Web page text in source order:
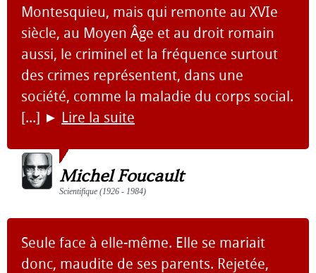
Montesquieu, mais qui remonte au XVIe
siècle, au Moyen Âge et au droit romain
aussi, le criminel et la fréquence surtout
des crimes représentent, dans une
société, comme la maladie du corps social.
[...] ► Lire la suite
Michel Foucault
Scientifique (1926 - 1984)
Seule face à elle-même. Elle se mariait
donc, maudite de ses parents. Rejetée,